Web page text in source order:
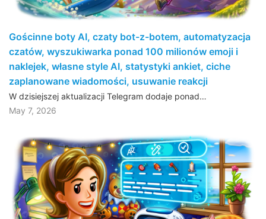
Gościnne boty AI, czaty bot-z-botem, automatyzacja
czatów, wyszukiwarka ponad 100 milionów emoji i
naklejek, własne style AI, statystyki ankiet, ciche
zaplanowane wiadomości, usuwanie reakcji
W dzisiejszej aktualizacji Telegram dodaje ponad…
May 7, 2026